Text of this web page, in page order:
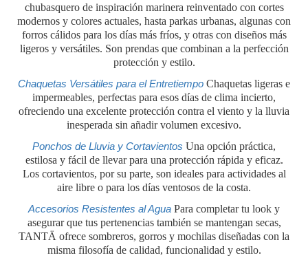
chubasquero de inspiración marinera reinventado con cortes
modernos y colores actuales, hasta parkas urbanas, algunas con
forros cálidos para los días más fríos, y otras con diseños más
ligeros y versátiles. Son prendas que combinan a la perfección
protección y estilo.
Chaquetas Versátiles para el Entretiempo Chaquetas ligeras e
impermeables, perfectas para esos días de clima incierto,
ofreciendo una excelente protección contra el viento y la lluvia
inesperada sin añadir volumen excesivo.
Ponchos de Lluvia y Cortavientos Una opción práctica,
estilosa y fácil de llevar para una protección rápida y eficaz.
Los cortavientos, por su parte, son ideales para actividades al
aire libre o para los días ventosos de la costa.
Accesorios Resistentes al Agua Para completar tu look y
asegurar que tus pertenencias también se mantengan secas,
TANTÄ ofrece sombreros, gorros y mochilas diseñadas con la
misma filosofía de calidad, funcionalidad y estilo.